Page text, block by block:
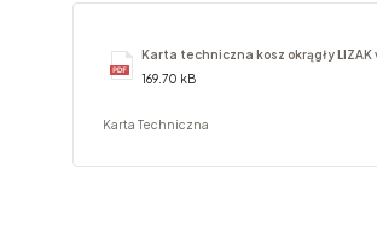
Karta techniczna kosz okrągły LIZAK
169.70 kB
Karta Techniczna